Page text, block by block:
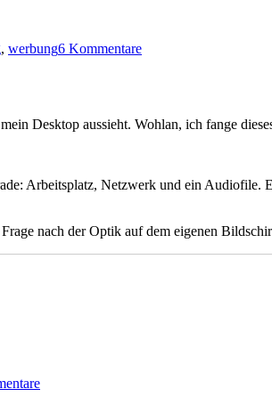
, werbung6 KommentareI
Desktop aussieht. Wohlan, ich fange
Arbeitsplatz, Netzwerk und ein
nach der Optik auf dem eigenen
Digitaler